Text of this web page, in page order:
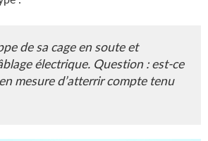
de sa cage en soute et
électrique. Question : est-ce
mesure d’atterrir compte tenu